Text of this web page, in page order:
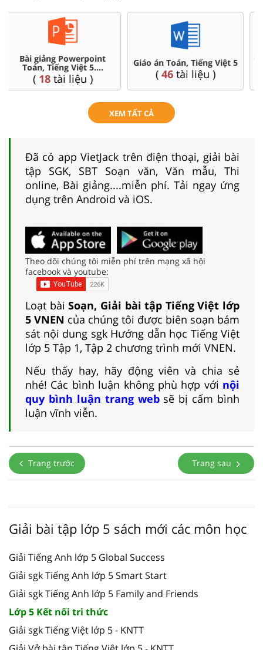
Chuyên đề dạy thêm Toán,
Tiếng Việt ...5
(36tài liệu )
Ôn thi vào 6 chuyên, CLC
(4 tài liệu )
XEM TẤT CẢ
Đã có app VietJack trên điện thoại, giải bài
tập SGK, SBT Soạn văn, Văn mẫu, Thi
online, Bài giảng....miễn phí. Tải ngay ứng
dụng trên Android và iOS.
Theo dõi chúng tôi miễn phí trên mạng xã hội
facebook và youtube:
Loạt bàiSoạn, Giải bài tập Tiếng Việt lớp
5 VNEN của chúng tôi được biên soạn bám
sát nội dung sgk Hướng dẫn học Tiếng Việt
lớp 5 Tập 1, Tập 2 chương trình mới VNEN.
Nếu thấy hay, hãy động viên và chia sẻ
nhé! Các bình luận không phù hợp với nội
quy bình luận trang websẽ bị cấm bình
luận vĩnh viễn.
Trang trước Trang sau
Giải bài tập lớp 5 sách mới các môn học
Giải Tiếng Anh lớp 5 Global Success
Giải sgk Tiếng Anh lớp 5 Smart Start
Giải sgk Tiếng Anh lớp 5 Family and Friends
Lớp 5 Kết nối tri thức
Giải sgk Tiếng Việt lớp 5 - KNTT